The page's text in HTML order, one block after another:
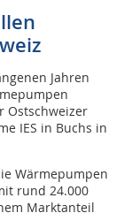
Jahren
Ostschweizer
IES in Buchs in
Wärmepumpen
rund 24.000
Marktanteil